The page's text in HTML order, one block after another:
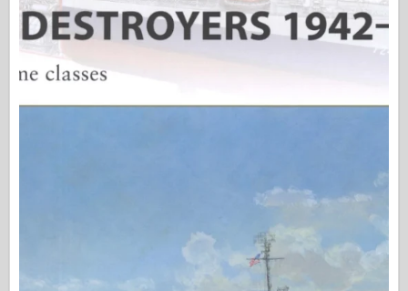
Osprey Kiadó
Század jel
Tankpower